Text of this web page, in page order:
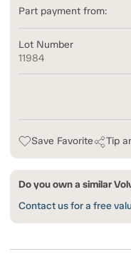
Part payment from:
Lot Number
11984
Save Favorite Tip
Do you own a similar
Contact us for a free